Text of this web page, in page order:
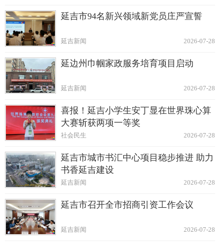
延吉市94名新兴领域新党员庄严宣誓
2026-07-28
延吉新闻
延边州巾帼家政服务培育项目启动
2026-07-28
延吉新闻
喜报！延吉小学生安丁显在世界珠心算
大赛斩获两项一等奖
2026-07-28
社会民生
延吉市城市书汇中心项目稳步推进 助力
书香延吉建设
2026-07-28
延吉新闻
延吉市召开全市招商引资工作会议
2026-07-28
延吉新闻